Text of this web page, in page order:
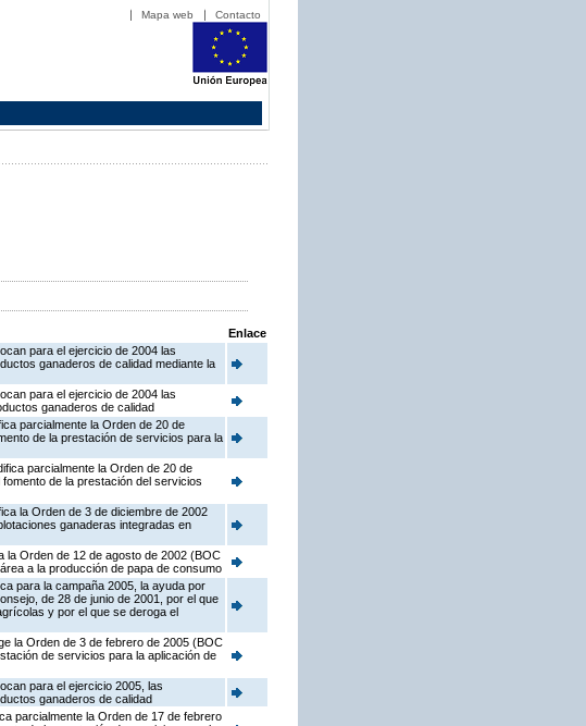
Mapa web Contacto
Enlace
para el ejercicio de 2004 las
ganaderos de calidad mediante la
para el ejercicio de 2004 las
ganaderos de calidad
parcialmente la Orden de 20 de
de la prestación de servicios para la
parcialmente la Orden de 20 de
de la prestación del servicios
la Orden de 3 de diciembre de 2002
ganaderas integradas en
la Orden de 12 de agosto de 2002 (BOC
a la producción de papa de consumo
para la campaña 2005, la ayuda por
de 28 de junio de 2001, por el que
y por el que se deroga el
la Orden de 3 de febrero de 2005 (BOC
de servicios para la aplicación de
para el ejercicio 2005, las
ganaderos de calidad
parcialmente la Orden de 17 de febrero